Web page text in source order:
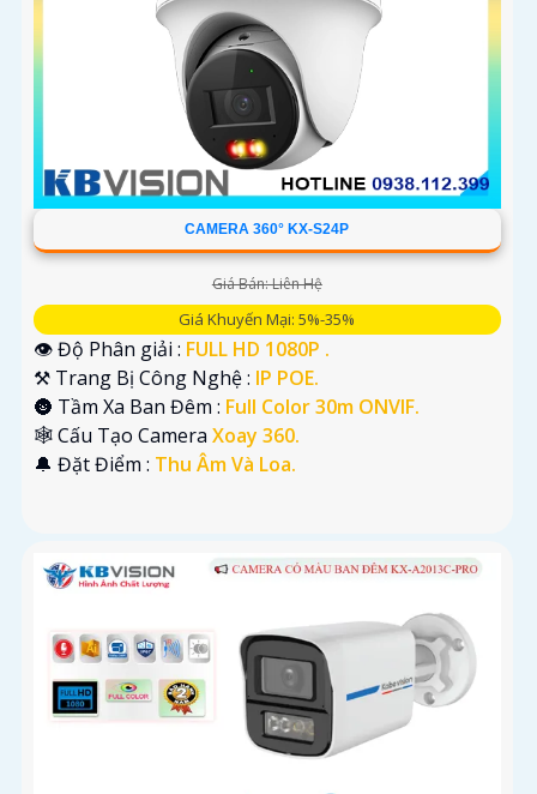
CAMERA 360° KX-S24P
Giá Bán: Liên Hệ
Giá Khuyến Mại: 5%-35%
👁 Độ Phân giải : FULL HD 1080P .
⚒ Trang Bị Công Nghệ : IP POE.
🌚 Tầm Xa Ban Đêm : Full Color 30m ONVIF.
🕸️ Cấu Tạo Camera Xoay 360.
️🔔 Đặt Điểm : Thu Âm Và Loa.